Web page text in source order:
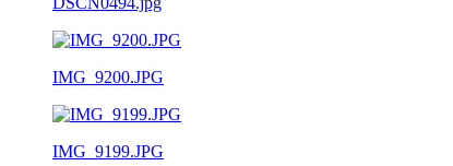
IMG_9200.JPG
IMG_9199.JPG